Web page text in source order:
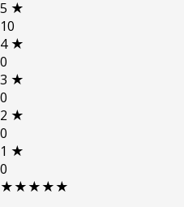
5 ★
10
4 ★
0
3 ★
0
2 ★
0
1 ★
0
★★★★★